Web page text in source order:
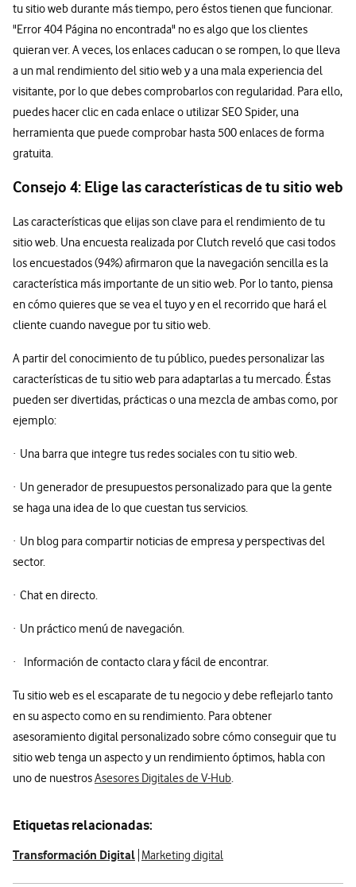
tu sitio web durante más tiempo, pero éstos tienen que funcionar.
"Error 404 Página no encontrada" no es algo que los clientes
quieran ver. A veces, los enlaces caducan o se rompen, lo que lleva
a un mal rendimiento del sitio web y a una mala experiencia del
visitante, por lo que debes comprobarlos con regularidad. Para ello,
puedes hacer clic en cada enlace o utilizar SEO Spider, una
herramienta que puede comprobar hasta 500 enlaces de forma
gratuita.
Consejo 4: Elige las características de tu sitio web
Las características que elijas son clave para el rendimiento de tu
sitio web. Una encuesta realizada por Clutch reveló que casi todos
los encuestados (94%) afirmaron que la navegación sencilla es la
característica más importante de un sitio web. Por lo tanto, piensa
en cómo quieres que se vea el tuyo y en el recorrido que hará el
cliente cuando navegue por tu sitio web.
A partir del conocimiento de tu público, puedes personalizar las
características de tu sitio web para adaptarlas a tu mercado. Éstas
pueden ser divertidas, prácticas o una mezcla de ambas como, por
ejemplo:
· Una barra que integre tus redes sociales con tu sitio web.
· Un generador de presupuestos personalizado para que la gente
se haga una idea de lo que cuestan tus servicios.
· Un blog para compartir noticias de empresa y perspectivas del
sector.
· Chat en directo.
· Un práctico menú de navegación.
· Información de contacto clara y fácil de encontrar.
Tu sitio web es el escaparate de tu negocio y debe reflejarlo tanto
en su aspecto como en su rendimiento. Para obtener
asesoramiento digital personalizado sobre cómo conseguir que tu
sitio web tenga un aspecto y un rendimiento óptimos, habla con
uno de nuestrosAsesores Digitales de V-Hub.
Etiquetas relacionadas:
Transformación Digital Marketing digital